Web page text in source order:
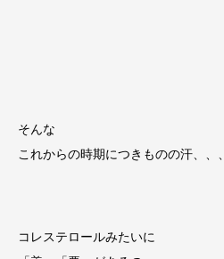
そんな
これからの時期につきものの汗、、、
コレステロールみたいに